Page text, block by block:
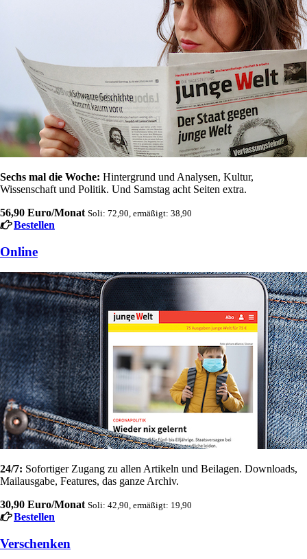
Sechs mal die Woche: Hintergrund und Analysen, Kultur,
Wissenschaft und Politik. Und Samstag acht Seiten extra.
56,90 Euro/Monat Soli: 72,90, ermäßigt: 38,90
Bestellen
Online
24/7: Sofortiger Zugang zu allen Artikeln und Beilagen. Downloads,
Mailausgabe, Features, das ganze Archiv.
30,90 Euro/Monat Soli: 42,90, ermäßigt: 19,90
Bestellen
Verschenken